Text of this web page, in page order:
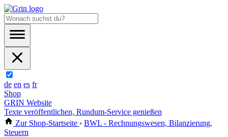
de en es fr
Shop
GRIN Website
Texte veröffentlichen, Rundum-Service genießen
Zur Shop-Startseite › BWL - Rechnungswesen, Bilanzierung,
Steuern